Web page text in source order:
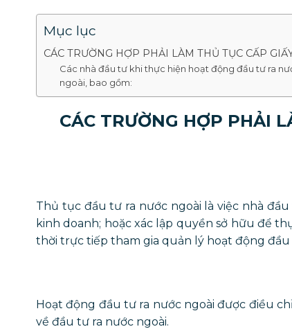
Mục lục
CÁC TRƯỜNG HỢP PHẢI LÀM THỦ TỤC CẤP
Các nhà đầu tư khi thực hiện hoạt động đầu tư ra
ngoài, bao gồm:
CÁC TRƯỜNG HỢP PHẢI
Thủ tục đầu tư ra nước ngoài là việc nhà
kinh doanh; hoặc xác lập quyền sở hữu để
thời trực tiếp tham gia quản lý hoạt động đầu
Hoạt động đầu tư ra nước ngoài được điều
về đầu tư ra nước ngoài.